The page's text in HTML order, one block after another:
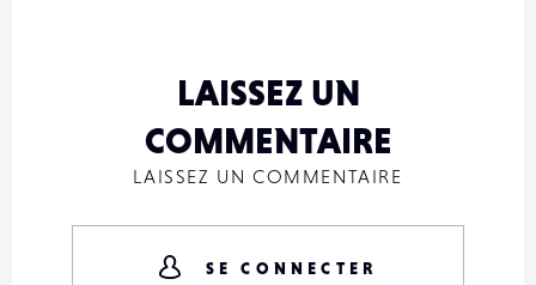
LAISSEZ UN
COMMENTAIRE
LAISSEZ UN COMMENTAIRE
SE CONNECTER